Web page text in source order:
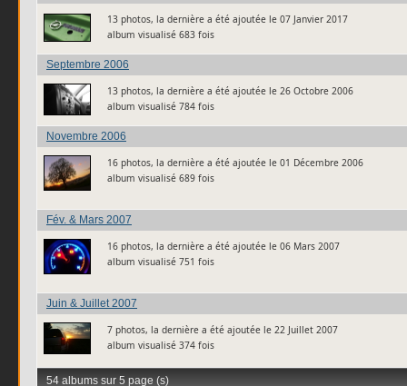
13 photos, la dernière a été ajoutée le 07 Janvier 2017
album visualisé 683 fois
Septembre 2006
13 photos, la dernière a été ajoutée le 26 Octobre 2006
album visualisé 784 fois
Novembre 2006
16 photos, la dernière a été ajoutée le 01 Décembre 2006
album visualisé 689 fois
Fév. & Mars 2007
16 photos, la dernière a été ajoutée le 06 Mars 2007
album visualisé 751 fois
Juin & Juillet 2007
7 photos, la dernière a été ajoutée le 22 Juillet 2007
album visualisé 374 fois
54 albums sur 5 page (s)